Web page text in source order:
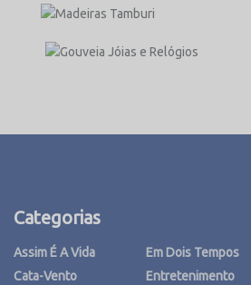
Categorias
Assim É A Vida
Cata-Vento
Em Dois Tempos
Entretenimento